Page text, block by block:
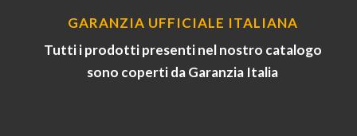
GARANZIA UFFICIALE ITALIANA
Tutti i prodotti presenti nel nostro catalogo
sono coperti da Garanzia Italia